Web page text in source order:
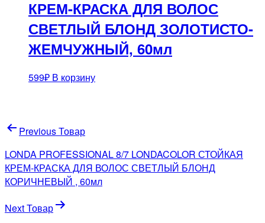
КРЕМ-КРАСКА ДЛЯ ВОЛОС
СВЕТЛЫЙ БЛОНД ЗОЛОТИСТО-
ЖЕМЧУЖНЫЙ, 60мл
599₽ В корзину
Навигация
по
записям
Previous Товар
LONDA PROFESSIONAL 8/7 LONDACOLOR СТОЙКАЯ
КРЕМ-КРАСКА ДЛЯ ВОЛОС СВЕТЛЫЙ БЛОНД
КОРИЧНЕВЫЙ , 60мл
Next Товар